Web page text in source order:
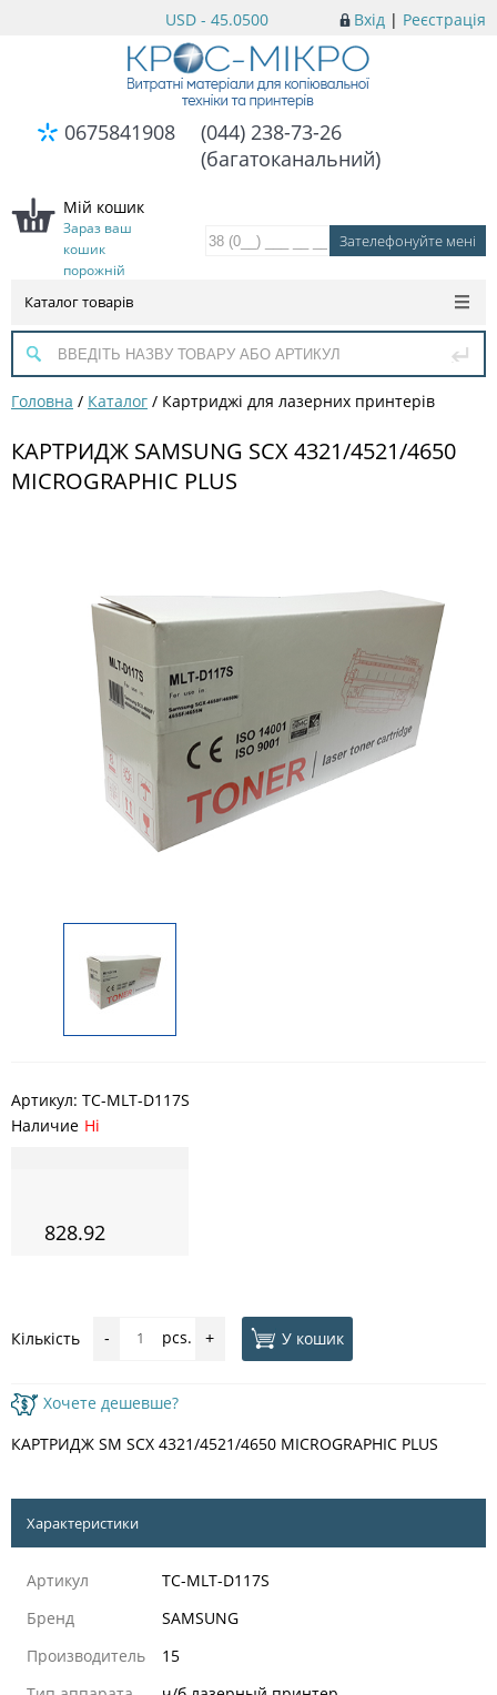
Вхід | Реєстрація
USD - 45.0500
0675841908
(044) 238-73-26
(багатоканальний)
Мій кошик
Зараз ваш
кошик
порожній
Каталог товарів
Головна / Каталог / Картриджі для лазерних принтерів
КАРТРИДЖ SAMSUNG SCX 4321/4521/4650
MICROGRAPHIC PLUS
Артикул: TC-MLT-D117S
Наличие Ні
828.92
Кількість - pcs. + У кошик
Хочете дешевше?
КАРТРИДЖ SM SCX 4321/4521/4650 MICROGRAPHIC PLUS
Характеристики
Артикул
TC-MLT-D117S
Бренд
SAMSUNG
Производитель
15